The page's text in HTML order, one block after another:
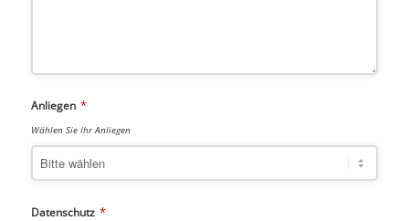
Anliegen *
Wählen Sie Ihr Anliegen
Datenschutz *